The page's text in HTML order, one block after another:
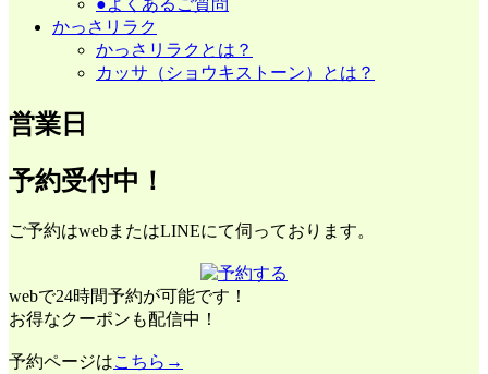
●よくあるご質問
かっさリラク
かっさリラクとは？
カッサ（ショウキストーン）とは？
営業日
予約受付中！
ご予約はwebまたはLINEにて伺っております。
webで24時間予約が可能です！
お得なクーポンも配信中！
予約ページはこちら→